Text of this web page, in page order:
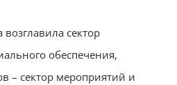
сектор
обеспечения,
– сектор мероприятий и